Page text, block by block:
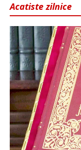
Acatiste zilnice